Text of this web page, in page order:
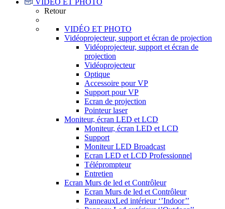
VIDÉO ET PHOTO
Retour
VIDÉO ET PHOTO
Vidéoprojecteur, support et écran de projection
Vidéoprojecteur, support et écran de
projection
Vidéoprojecteur
Optique
Accessoire pour VP
Support pour VP
Ecran de projection
Pointeur laser
Moniteur, écran LED et LCD
Moniteur, écran LED et LCD
Support
Moniteur LED Broadcast
Ecran LED et LCD Professionnel
Téléprompteur
Entretien
Ecran Murs de led et Contrôleur
Ecran Murs de led et Contrôleur
PanneauxLed intérieur ‘’Indoor’’